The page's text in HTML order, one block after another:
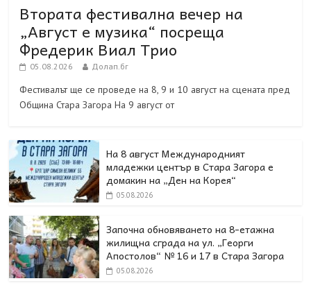
Втората фестивална вечер на
„Август е музика“ посреща
Фредерик Виал Трио
05.08.2026 Долап.бг
Фестивалът ще се проведе на 8, 9 и 10 август на сцената пред
Община Стара Загора На 9 август от
На 8 август Международният
младежки център в Стара Загора е
домакин на „Ден на Корея“
05.08.2026
Започна обновяването на 8-етажна
жилищна сграда на ул. „Георги
Апостолов“ № 16 и 17 в Стара Загора
05.08.2026